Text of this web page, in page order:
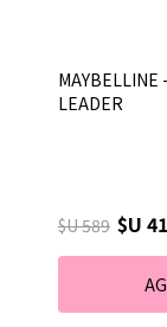
MAYBELLINE
LEADER
$U 589 $U